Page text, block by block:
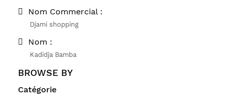
Nom Commercial :
Djami shopping
Nom :
Kadidja Bamba
BROWSE BY
Catégorie